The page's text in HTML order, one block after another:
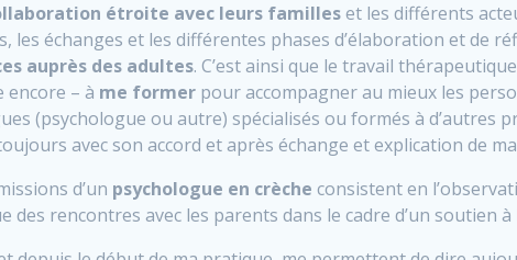
étroite avec leurs familleset les différents
échanges et les différentes phases d’élaboration et de
auprès des adultes. C’est ainsi que le travail
encore – à me former pour accompagner au mieux les
(psychologue ou autre) spécialisés ou formés à d’autres
avec son accord et après échange et explication de
d’un psychologue en crèche consistent en
des rencontres avec les parents dans le cadre d’un soutien